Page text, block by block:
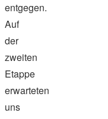
entgegen.
Auf
der
zweiten
Etappe
erwarteten
uns